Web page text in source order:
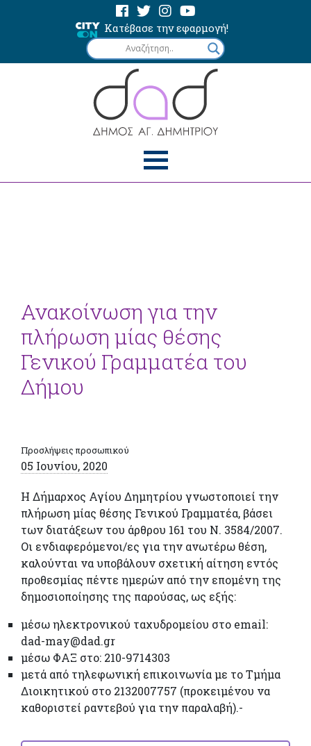
Κατέβασε την εφαρμογή!
Ανακοίνωση για την
πλήρωση μίας θέσης
Γενικού Γραμματέα του
Δήμου
Προσλήψεις προσωπικού
05 Ιουνίου, 2020
Η Δήμαρχος Αγίου Δημητρίου γνωστοποιεί την
πλήρωση μίας θέσης Γενικού Γραμματέα, βάσει
των διατάξεων του άρθρου 161 του Ν. 3584/2007.
Οι ενδιαφερόμενοι/ες για την ανωτέρω θέση,
καλούνται να υποβάλουν σχετική αίτηση εντός
προθεσμίας πέντε ημερών από την επομένη της
δημοσιοποίησης της παρούσας, ως εξής:
μέσω ηλεκτρονικού ταχυδρομείου στο email:
dad-may@dad.gr
μέσω ΦΑΞ στο: 210-9714303
μετά από τηλεφωνική επικοινωνία με το Τμήμα
Διοικητικού στο 2132007757 (προκειμένου να
καθοριστεί ραντεβού για την παραλαβή).-